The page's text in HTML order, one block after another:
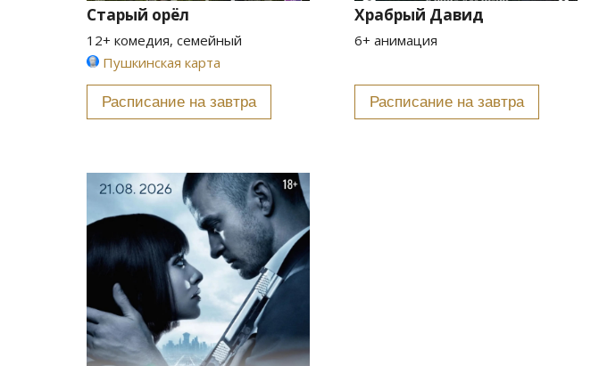
Старый орёл
12+ комедия, семейный
Пушкинская карта
Расписание на завтра
Храбрый Давид
6+ анимация
Расписание на завтра